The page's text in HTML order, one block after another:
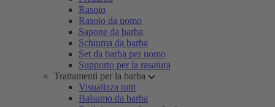
Rasoio
Rasoio da uomo
Sapone da barba
Schiuma da barba
Set da barba per uomo
Supporto per la rasatura
Trattamenti per la barba
Visualizza tutti
Balsamo da barba